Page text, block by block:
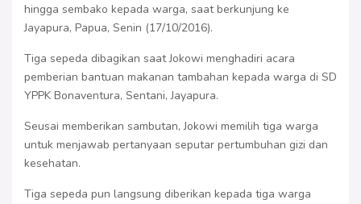
hingga sembako kepada warga, saat berkunjung ke
Jayapura, Papua, Senin (17/10/2016).
Tiga sepeda dibagikan saat Jokowi menghadiri acara
pemberian bantuan makanan tambahan kepada warga di SD
YPPK Bonaventura, Sentani, Jayapura.
Seusai memberikan sambutan, Jokowi memilih tiga warga
untuk menjawab pertanyaan seputar pertumbuhan gizi dan
kesehatan.
Tiga sepeda pun langsung diberikan kepada tiga warga